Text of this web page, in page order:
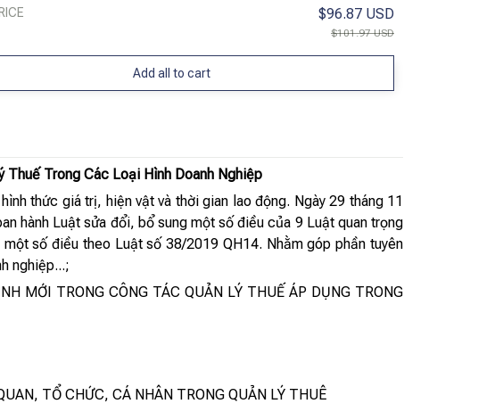
$96.87 USD
$101.97 USD
Add all to cart
Thuế Trong Các Loại Hình Doanh Nghiệp
thức giá trị, hiện vật và thời gian lao động. Ngày 29 tháng 11
hành Luật sửa đổi, bổ sung một số điều của 9 Luật quan trọng
số điều theo Luật số 38/2019 QH14. Nhằm góp phần tuyên
nghiệp...;
MỚI TRONG CÔNG TÁC QUẢN LÝ THUẾ ÁP DỤNG TRONG
TỔ CHỨC, CÁ NHÂN TRONG QUẢN LÝ THUÊ